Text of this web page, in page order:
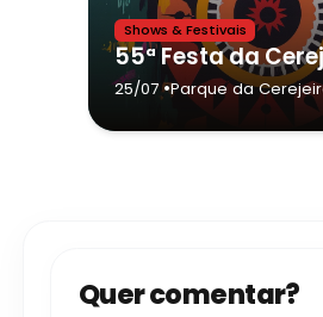
Shows & Festivais
25/07•Parque da
Campos do
do Jordão
Quer comentar?